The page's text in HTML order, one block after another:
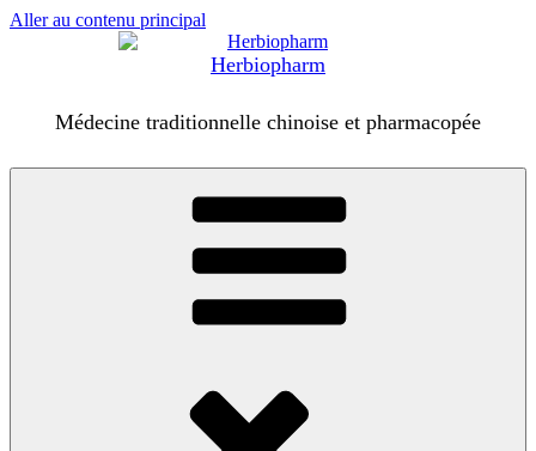
Aller au contenu principal
Herbiopharm
Médecine traditionnelle chinoise et pharmacopée